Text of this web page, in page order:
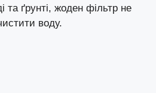
та ґрунті, жоден фільтр не
воду.